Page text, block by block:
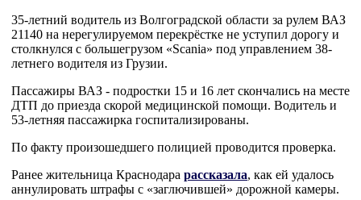
35-летний водитель из Волгоградской области за рулем ВАЗ
21140 на нерегулируемом перекрёстке не уступил дорогу и
столкнулся с большегрузом «Scania» под управлением 38-
летнего водителя из Грузии.
Пассажиры ВАЗ - подростки 15 и 16 лет скончались на месте
ДТП до приезда скорой медицинской помощи. Водитель и
53-летняя пассажирка госпитализированы.
По факту произошедшего полицией проводится проверка.
Ранее жительница Краснодара рассказала, как ей удалось
аннулировать штрафы с «заглючившей» дорожной камеры.